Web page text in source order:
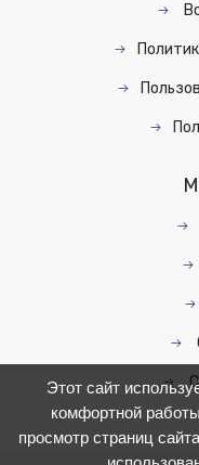
Этот сайт
комфортной
просмотр страниц